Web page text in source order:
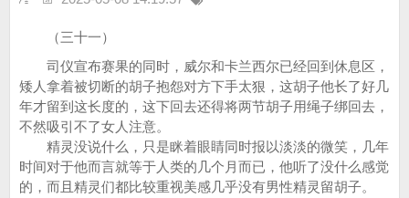
（三十一）
司仪宣布赛果的同时，威尔和卡兰西尔已经回到休息区，
矮人拿着被切断的胡子抱怨对方下手太狠，这胡子他长了好几
年才留到这长度的，这下回去还得将两节胡子用绳子绑回去，
不然吸引不了女人注意。
精灵没说什么，只是眯着眼睛同时报以淡淡的微笑，几年
时间对于他而言就等于人类的几个月而已，他听了没什么感觉
的，而且精灵们都比较重视美感几乎没有男性精灵留胡子。